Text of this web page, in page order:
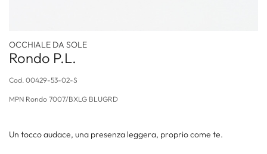
OCCHIALE DA SOLE
Rondo P.L.
Cod. 00429-53-02-S
MPN Rondo 7007/BXLG BLUGRD
Un tocco audace, una presenza leggera, proprio come te.